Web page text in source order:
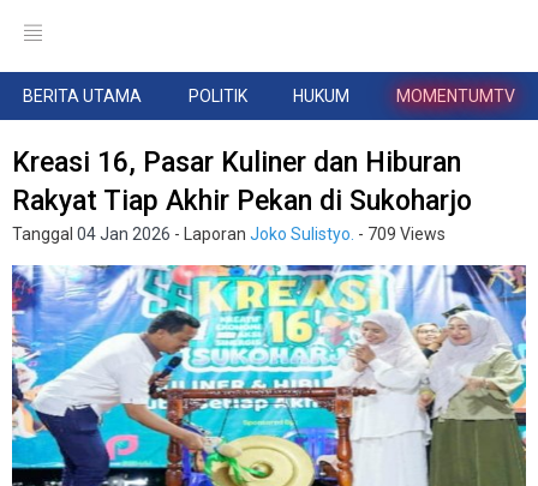
BERITA UTAMA POLITIK HUKUM MOMENTUMTV
Kreasi 16, Pasar Kuliner dan Hiburan
Rakyat Tiap Akhir Pekan di Sukoharjo
Tanggal 04 Jan 2026 - Laporan Joko Sulistyo. - 709 Views